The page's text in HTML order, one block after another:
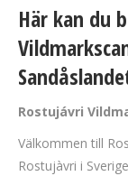
Här kan du
Rostujávri
Välkommen till
Rostujàvri i